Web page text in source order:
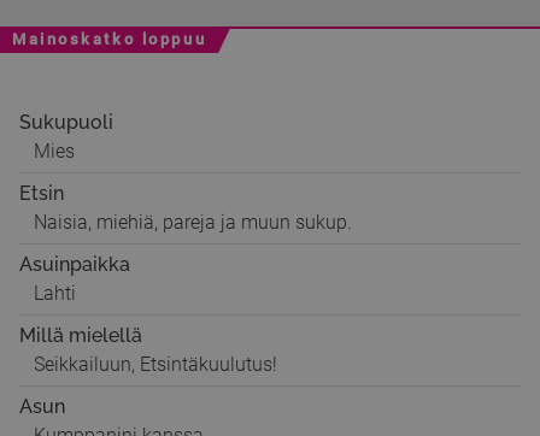
Mainoskatko loppuu
Sukupuoli
Mies
Etsin
Naisia, miehiä, pareja ja muun sukup.
Asuinpaikka
Lahti
Millä mielellä
Seikkailuun, Etsintäkuulutus!
Asun